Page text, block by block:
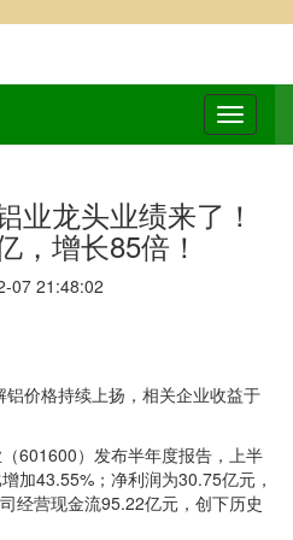
业龙头业绩来了！
，增长85倍！
07 21:48:02
价格持续上扬，相关企业收益于
601600）发布半年度报告，上半
加43.55%；净利润为30.75亿元，
经营现金流95.22亿元，创下历史